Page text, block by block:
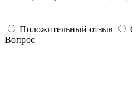
Положительный отзыв
Вопрос